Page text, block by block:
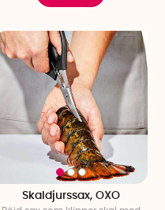
Skaldjurssax, OXO